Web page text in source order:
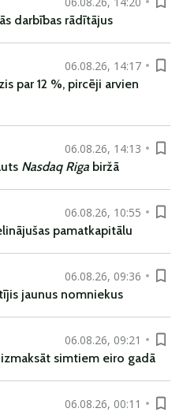
darbības rādītājus
06.08.26, 14:17
par 12 %, pircēji arvien
06.08.26, 14:13
Nasdaq Riga biržā
06.08.26, 10:55
pamatkapitālu
06.08.26, 09:36
jaunus nomniekus
06.08.26, 09:21
izmaksāt simtiem eiro gadā
06.08.26, 00:11